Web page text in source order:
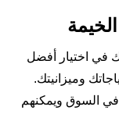
في اختيار أفضل
وميزانيتك.
في السوق ويمكنهم